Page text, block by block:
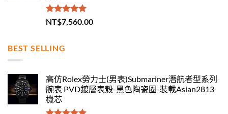
評分 5.00
滿分 5
NT$7,560.00
BEST SELLING
高仿Rolex勞力士(男表)Submariner潛航者型系列
腕表 PVD鍍層表殼-黑色陶瓷圈-裝載Asian2813
機芯